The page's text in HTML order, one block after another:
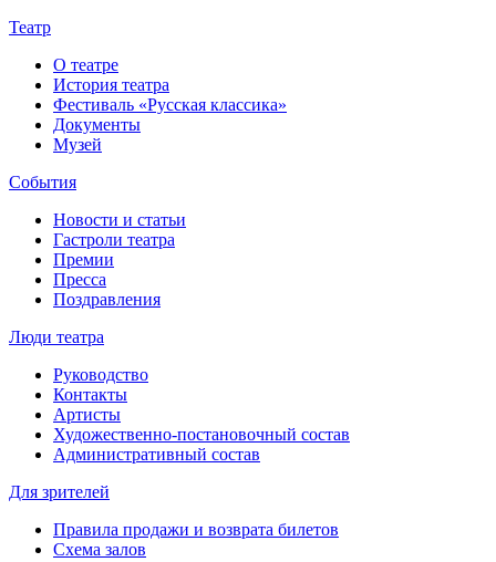
Театр
О театре
История театра
Фестиваль «Русская классика»
Документы
Музей
События
Новости и статьи
Гастроли театра
Премии
Пресса
Поздравления
Люди театра
Руководство
Контакты
Артисты
Художественно-постановочный состав
Административный состав
Для зрителей
Правила продажи и возврата билетов
Схема залов